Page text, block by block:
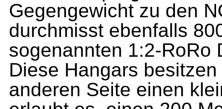
Gegengewicht zu den
durchmisst ebenfalls
sogenannten 1:2-RoRo
Diese Hangars
anderen Seite einen